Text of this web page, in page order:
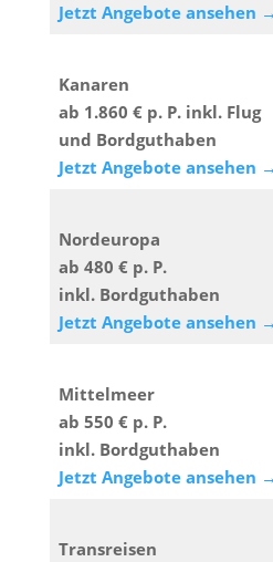
Jetzt Angebote ansehen →
Kanaren
ab 1.860 € p. P. inkl. Flug
und Bordguthaben
Jetzt Angebote ansehen →
Nordeuropa
ab 480 € p. P.
inkl. Bordguthaben
Jetzt Angebote ansehen →
Mittelmeer
ab 550 € p. P.
inkl. Bordguthaben
Jetzt Angebote ansehen →
Transreisen